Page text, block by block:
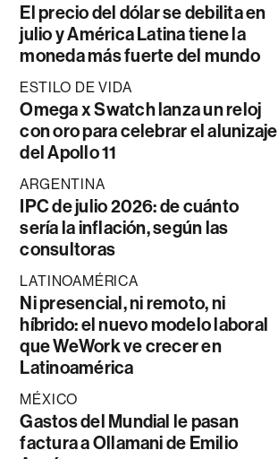
El precio del dólar se debilita en
julio y América Latina tiene la
moneda más fuerte del mundo
ESTILO DE VIDA
Omega x Swatch lanza un reloj
con oro para celebrar el alunizaje
del Apollo 11
ARGENTINA
IPC de julio 2026: de cuánto
sería la inflación, según las
consultoras
LATINOAMÉRICA
Ni presencial, ni remoto, ni
híbrido: el nuevo modelo laboral
que WeWork ve crecer en
Latinoamérica
MÉXICO
Gastos del Mundial le pasan
factura a Ollamani de Emilio